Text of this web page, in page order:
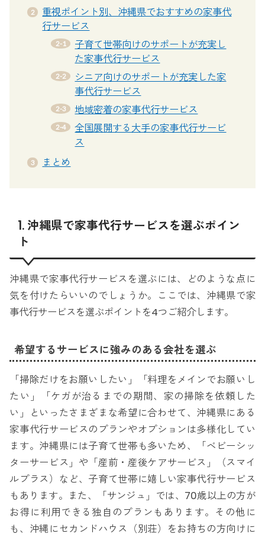
重視ポイント別、沖縄県でおすすめの家事代
行サービス
子育て世帯向けのサポートが充実し
た家事代行サービス
シニア向けのサポートが充実した家
事代行サービス
地域密着の家事代行サービス
全国展開する大手の家事代行サービ
ス
まとめ
1. 沖縄県で家事代行サービスを選ぶポイン
ト
沖縄県で家事代行サービスを選ぶには、どのような点に
気を付けたらいいのでしょうか。ここでは、沖縄県で家
事代行サービスを選ぶポイントを4つご紹介します。
希望するサービスに強みのある会社を選ぶ
「掃除だけをお願いしたい」「料理をメインでお願いし
たい」「ケガが治るまでの期間、家の掃除を依頼した
い」といったさまざまな希望に合わせて、沖縄県にある
家事代行サービスのプランやオプションは多様化してい
ます。沖縄県には子育て世帯も多いため、「ベビーシッ
ターサービス」や「産前・産後ケアサービス」（スマイ
ルプラス）など、子育て世帯に嬉しい家事代行サービス
もあります。また、「サンジュ」では、70歳以上の方が
お得に利用できる独自のプランもあります。その他に
も、沖縄にセカンドハウス（別荘）をお持ちの方向けに